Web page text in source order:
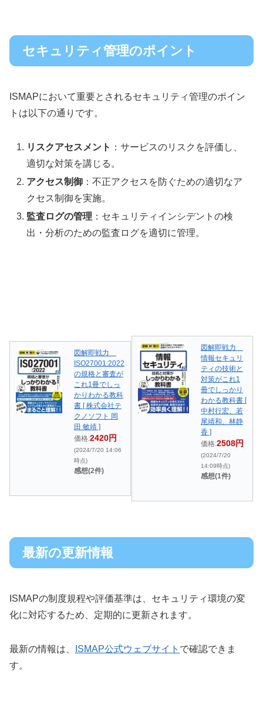
セキュリティ管理のポイント
ISMAPにおいて重要とされるセキュリティ管理のポイン
トは以下の通りです。
リスクアセスメント ：サービスのリスクを評価し、
適切な対策を講じる。
アクセス制御 ：不正アクセスを防ぐための適切なア
クセス制御を実施。
監査ログの管理 ：セキュリティインシデントの検
出・分析のための監査ログを適切に管理。
図解即戦力
ISO27001:2022
の規格と審査が
これ1冊でしっ
かりわかる教科
書 [ 株式会社テ
クノソフト 岡
田 敏靖 ]
価格:2420円
(2024/7/20 14:06
時点)
感想(2件)
図解即戦力
情報セキュリ
ティの技術と
対策がこれ1
冊でしっかり
わかる教科書 [
中村行宏、若
尾靖和、林静
香 ]
価格:2508円
(2024/7/20
14:09時点)
感想(1件)
最新の更新情報
ISMAPの制度規程や評価基準は、セキュリティ環境の変
化に対応するため、定期的に更新されます。
最新の情報は、 ISMAP公式ウェブサイト で確認できま
す。